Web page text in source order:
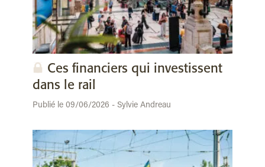
Ces financiers qui investissent
dans le rail
Publié le 09/06/2026 - Sylvie Andreau